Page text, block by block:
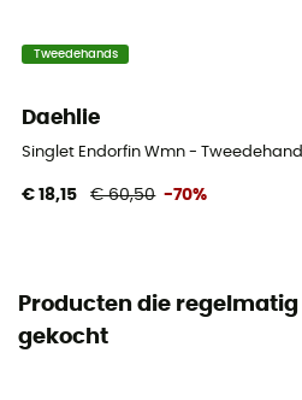
Tweedehands
Daehlie
Singlet Endorfin Wmn -
€ 18,15 € 60,50 -70%
Producten die
gekocht